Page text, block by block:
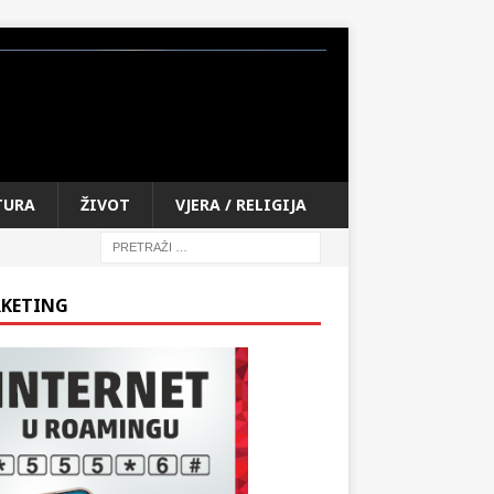
ŽIVOT VJERA / RELIGIJA